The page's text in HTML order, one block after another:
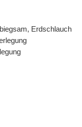
Erdschlauch